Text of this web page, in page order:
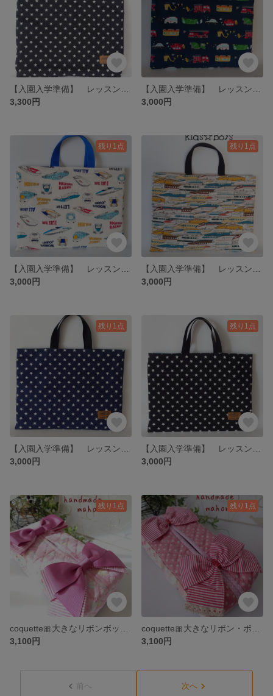
3,300円
3,000円
残り1点
3,000円
残り1点
3,000円
残り1点
3,000円
残り1点
3,000円
残り1点
3,100円
残り1点
3,100円
前へ 次へ